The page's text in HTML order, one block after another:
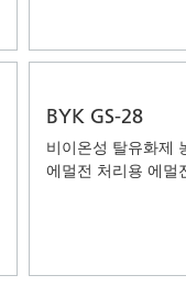
BYK GS-28
비이온성 탈유화제
에멀전 처리용 에멀